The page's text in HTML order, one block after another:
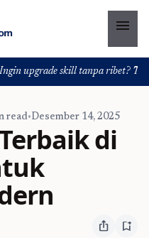
menu
upgrade skill tanpa ribet?
read•Desember 14, 2025
di
ios_share bookmark_add